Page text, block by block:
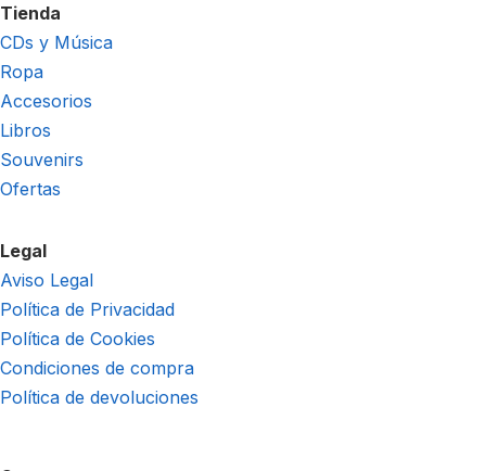
Tienda
CDs y Música
Ropa
Accesorios
Libros
Souvenirs
Ofertas
Legal
Aviso Legal
Política de Privacidad
Política de Cookies
Condiciones de compra
Política de devoluciones